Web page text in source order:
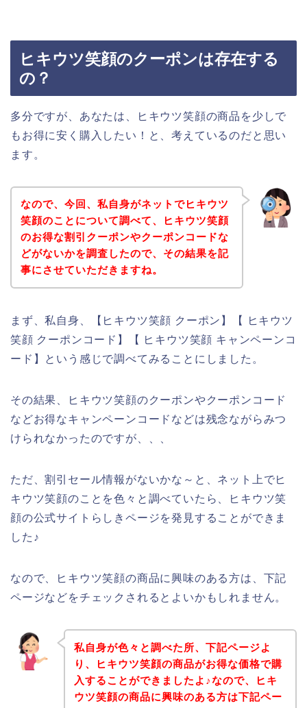
ヒキウツ笑顔のクーポンは存在する
の？
多分ですが、あなたは、ヒキウツ笑顔の商品を少しで
もお得に安く購入したい！と、考えているのだと思い
ます。
なので、今回、私自身がネットでヒキウツ
笑顔のことについて調べて、ヒキウツ笑顔
のお得な割引クーポンやクーポンコードな
どがないかを調査したので、その結果を記
事にさせていただきますね。
まず、私自身、【ヒキウツ笑顔 クーポン】【 ヒキウツ
笑顔 クーポンコード】【 ヒキウツ笑顔 キャンペーンコ
ード】という感じで調べてみることにしました。
その結果、ヒキウツ笑顔のクーポンやクーポンコード
などお得なキャンペーンコードなどは残念ながらみつ
けられなかったのですが、、、
ただ、割引セール情報がないかな～と、ネット上でヒ
キウツ笑顔のことを色々と調べていたら、ヒキウツ笑
顔の公式サイトらしきページを発見することができま
した♪
なので、ヒキウツ笑顔の商品に興味のある方は、下記
ページなどをチェックされるとよいかもしれません。
私自身が色々と調べた所、下記ページよ
り、ヒキウツ笑顔の商品がお得な価格で購
入することができましたよ♪なので、ヒキ
ウツ笑顔の商品に興味のある方は下記ペー